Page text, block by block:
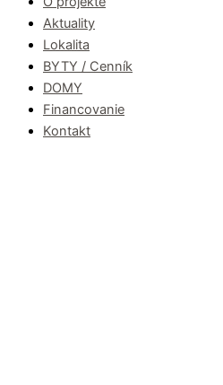
Aktuality
Lokalita
BYTY / Cenník
DOMY
Financovanie
Kontakt